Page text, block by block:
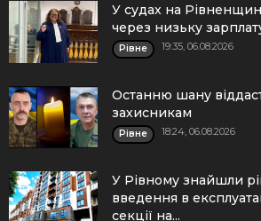
У судах на
через низьку зарплату
Рівне 19:35, 06.08.2026
Останню шану
захисникам
Рівне 18:24, 06.08.2026
У Рівному знайшли
введення в
секції на...